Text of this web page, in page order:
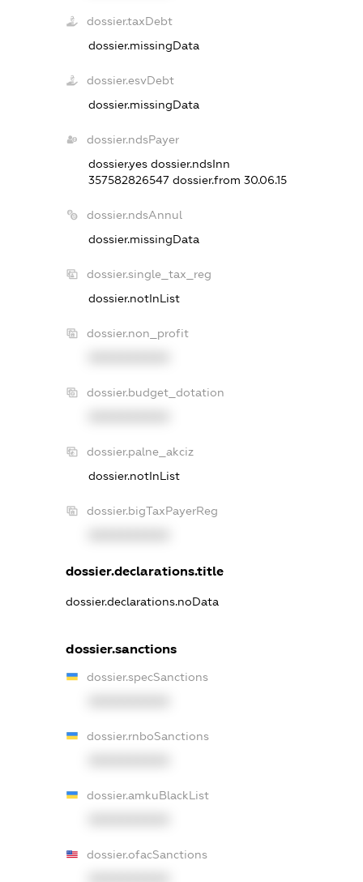
dossier.taxDebt
dossier.missingData
dossier.esvDebt
dossier.missingData
dossier.ndsPayer
dossier.yes dossier.ndsInn
357582826547 dossier.from 30.06.15
dossier.ndsAnnul
dossier.missingData
dossier.single_tax_reg
dossier.notInList
dossier.non_profit
dossier.budget_dotation
dossier.palne_akciz
dossier.notInList
dossier.bigTaxPayerReg
dossier.declarations.title
dossier.declarations.noData
dossier.sanctions
dossier.specSanctions
dossier.rnboSanctions
dossier.amkuBlackList
dossier.ofacSanctions